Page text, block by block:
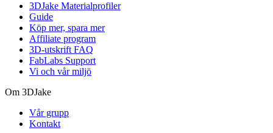
3DJake Materialprofiler
Guide
Köp mer, spara mer
Affiliate program
3D-utskrift FAQ
FabLabs Support
Vi och vår miljö
Om 3DJake
Vår grupp
Kontakt